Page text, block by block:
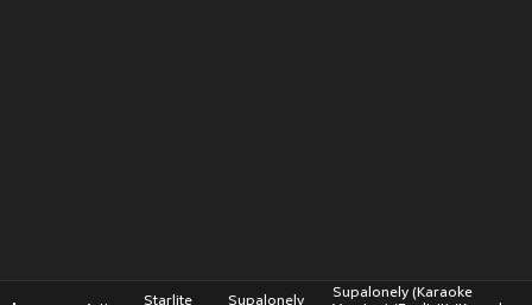
Starlite Supalonely
Supalonely (Karaoke